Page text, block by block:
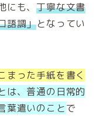
にも、丁寧な文書
語調」となってい
まった手紙を書く
は、普通の日常的
葉遣いのことで